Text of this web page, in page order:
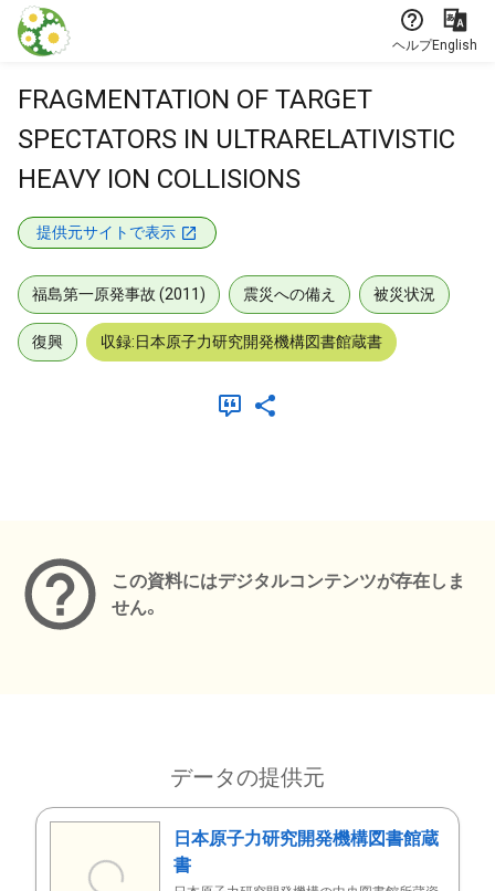
本文に飛ぶ
ヘルプEnglish
FRAGMENTATION OF TARGET
SPECTATORS IN ULTRARELATIVISTIC
HEAVY ION COLLISIONS
提供元サイトで表示
福島第一原発事故 (2011) 震災への備え 被災状況
復興 収録:日本原子力研究開発機構図書館蔵書
この資料にはデジタルコンテンツが存在しま
せん。
データの提供元
日本原子力研究開発機構図書館蔵
書